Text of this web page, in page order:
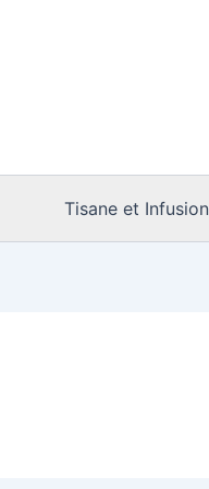
Tisane et Infusion